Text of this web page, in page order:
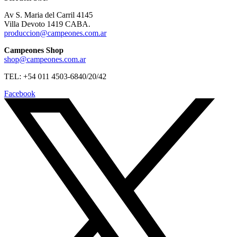
Av S. Maria del Carril 4145
Villa Devoto 1419 CABA.
produccion@campeones.com.ar
Campeones Shop
shop@campeones.com.ar
TEL: +54 011 4503-6840/20/42
Facebook